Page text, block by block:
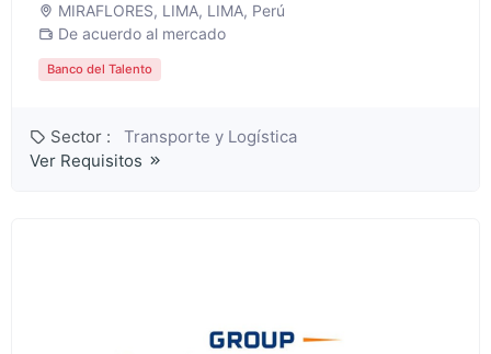
MIRAFLORES, LIMA, LIMA, Perú
De acuerdo al mercado
Banco del Talento
Sector :
Transporte y Logística
Ver Requisitos